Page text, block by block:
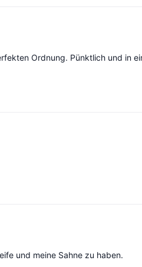
Ordnung. Pünktlich und in
und meine Sahne zu haben.